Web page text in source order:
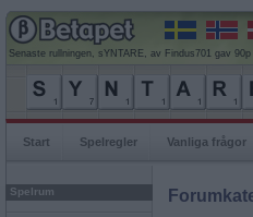
Senaste rullningen, sYNTARE, av Findus701 gav 90p
Start Spelregler Vanliga frågor
Spelrum